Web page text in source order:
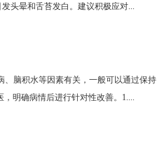
头晕和舌苔发白。建议积极应对...
脑积水等因素有关，一般可以通过保持
明确病情后进行针对性改善。1....